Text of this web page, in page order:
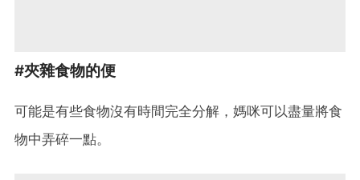
#夾雜食物的便
可能是有些食物沒有時間完全分解，媽咪可以盡量將食
物中弄碎一點。